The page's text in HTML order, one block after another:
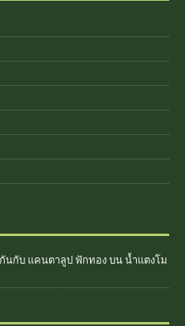
นกับ แคนตาลูป ฟักทองบนน้ำแตงโม